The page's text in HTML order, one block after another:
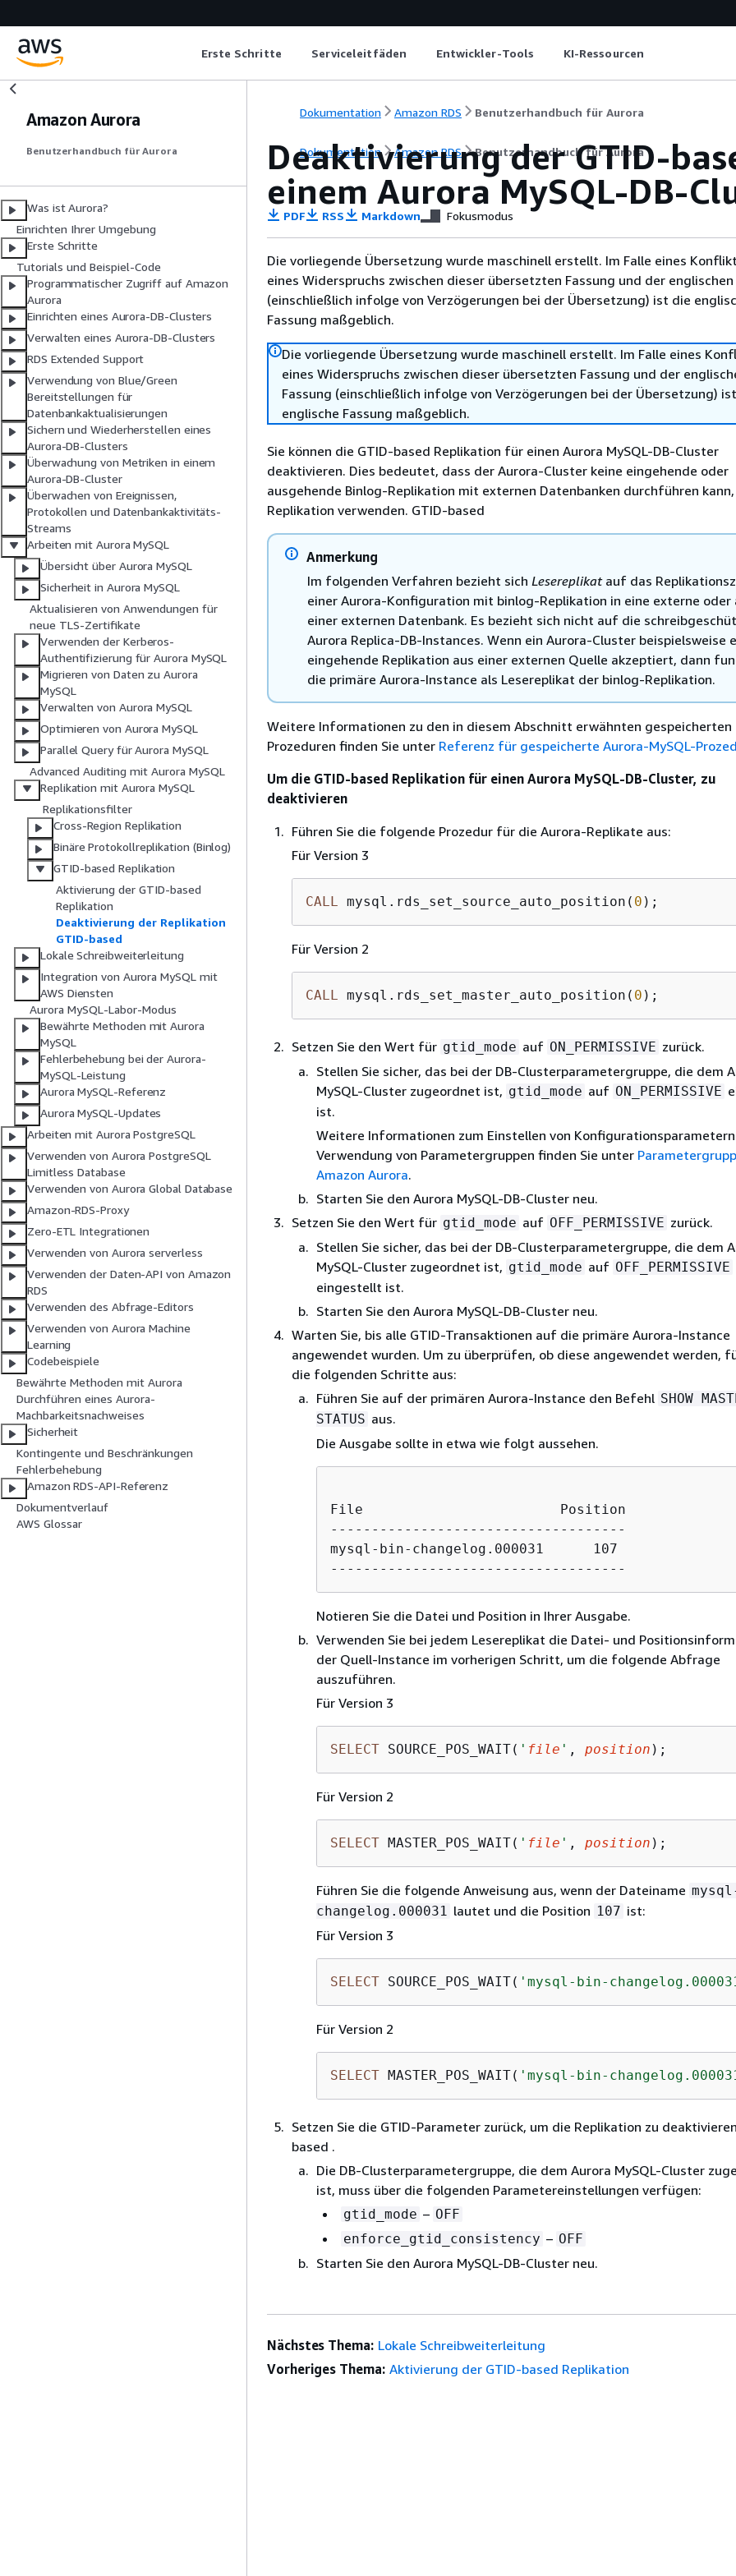
Erste Schritte Serviceleitfäden Entwickler-Tools KI-Ressourcen
Amazon Aurora
Benutzerhandbuch für Aurora
Was ist Aurora?
Einrichten Ihrer Umgebung
Erste Schritte
Tutorials und Beispiel-Code
Programmatischer Zugriff auf Amazon
Aurora
Einrichten eines Aurora-DB-Clusters
Verwalten eines Aurora-DB-Clusters
RDS Extended Support
Verwendung von Blue/Green
Bereitstellungen für
Datenbankaktualisierungen
Sichern und Wiederherstellen eines
Aurora-DB-Clusters
Überwachung von Metriken in einem
Aurora-DB-Cluster
Überwachen von Ereignissen,
Protokollen und Datenbankaktivitäts-
Streams
Arbeiten mit Aurora MySQL
Übersicht über Aurora MySQL
Sicherheit in Aurora MySQL
Aktualisieren von Anwendungen für
neue TLS-Zertifikate
Verwenden der Kerberos-
Authentifizierung für Aurora MySQL
Migrieren von Daten zu Aurora
MySQL
Verwalten von Aurora MySQL
Optimieren von Aurora MySQL
Parallel Query für Aurora MySQL
Advanced Auditing mit Aurora MySQL
Replikation mit Aurora MySQL
Replikationsfilter
Cross-Region Replikation
Binäre Protokollreplikation (Binlog)
GTID-based Replikation
Aktivierung der GTID-based
Replikation
Deaktivierung der Replikation
GTID-based
Lokale Schreibweiterleitung
Integration von Aurora MySQL mit
AWS Diensten
Aurora MySQL-Labor-Modus
Bewährte Methoden mit Aurora
MySQL
Fehlerbehebung bei der Aurora-
MySQL-Leistung
Aurora MySQL-Referenz
Aurora MySQL-Updates
Arbeiten mit Aurora PostgreSQL
Verwenden von Aurora PostgreSQL
Limitless Database
Verwenden von Aurora Global Database
Amazon-RDS-Proxy
Zero-ETL Integrationen
Verwenden von Aurora serverless
Verwenden der Daten-API von Amazon
RDS
Verwenden des Abfrage-Editors
Verwenden von Aurora Machine
Learning
Codebeispiele
Bewährte Methoden mit Aurora
Durchführen eines Aurora-
Machbarkeitsnachweises
Sicherheit
Kontingente und Beschränkungen
Fehlerbehebung
Amazon RDS-API-Referenz
Dokumentverlauf
AWS Glossar
Dokumentation Amazon RDS Benutzerhandbuch für Aurora
Dokumentation Amazon RDS Benutzerhandbuch für Aurora
Deaktivierung der GTID-
einem Aurora MySQL-DB-
PDF RSS Markdown Fokusmodus
Die vorliegende Übersetzung wurde maschinell erstellt. Im Falle eines
eines Widerspruchs zwischen dieser übersetzten Fassung und der englischen
(einschließlich infolge von Verzögerungen bei der Übersetzung) ist die
Fassung maßgeblich.
Die vorliegende Übersetzung wurde maschinell erstellt. Im Falle eines
eines Widerspruchs zwischen dieser übersetzten Fassung und der
Fassung (einschließlich infolge von Verzögerungen bei der Übersetzung)
englische Fassung maßgeblich.
Sie können die GTID-based Replikation für einen Aurora MySQL-DB-Cluster
deaktivieren. Dies bedeutet, dass der Aurora-Cluster keine eingehende oder
ausgehende Binlog-Replikation mit externen Datenbanken durchführen
Replikation verwenden. GTID-based
Anmerkung
Im folgenden Verfahren bezieht sich Lesereplikatauf das
einer Aurora-Konfiguration mit binlog-Replikation in eine externe oder
einer externen Datenbank. Es bezieht sich nicht auf die
Aurora Replica-DB-Instances. Wenn ein Aurora-Cluster beispielsweise
eingehende Replikation aus einer externen Quelle akzeptiert, dann
die primäre Aurora-Instance als Lesereplikat der binlog-Replikation.
Weitere Informationen zu den in diesem Abschnitt erwähnten gespeicherten
Prozeduren finden Sie unter Referenz für gespeicherte Aurora-MySQL-
Um die GTID-based Replikation für einen Aurora MySQL-DB-Cluster, zu
deaktivieren
Führen Sie die folgende Prozedur für die Aurora-Replikate aus:
Für Version 3
CALL mysql.rds_set_source_auto_position( 0
Für Version 2
CALL mysql.rds_set_master_auto_position( 0
Setzen Sie den Wert für gtid_mode auf ON_PERMISSIVE zurück.
Stellen Sie sicher, das bei der DB-Clusterparametergruppe, die dem
MySQL-Cluster zugeordnet ist, gtid_mode auf ON_PERMISSIVE
ist.
Weitere Informationen zum Einstellen von
Verwendung von Parametergruppen finden Sie unter
Amazon Aurora.
Starten Sie den Aurora MySQL-DB-Cluster neu.
Setzen Sie den Wert für gtid_mode auf OFF_PERMISSIVE zurück.
Stellen Sie sicher, das bei der DB-Clusterparametergruppe, die dem
MySQL-Cluster zugeordnet ist, gtid_mode auf OFF_PERMISSIVE
eingestellt ist.
Starten Sie den Aurora MySQL-DB-Cluster neu.
Warten Sie, bis alle GTID-Transaktionen auf die primäre Aurora-Instance
angewendet wurden. Um zu überprüfen, ob diese angewendet werden,
die folgenden Schritte aus:
Führen Sie auf der primären Aurora-Instance den Befehl SHOW
STATUS aus.
Die Ausgabe sollte in etwa wie folgt aussehen.
File                        Position
------------------------------------
mysql-bin-changelog.000031      107
Notieren Sie die Datei und Position in Ihrer Ausgabe.
Verwenden Sie bei jedem Lesereplikat die Datei- und
der Quell-Instance im vorherigen Schritt, um die folgende Abfrage
auszuführen.
Für Version 3
SELECT SOURCE_POS_WAIT( ' file ' , position );
Für Version 2
SELECT MASTER_POS_WAIT( ' file ' , position );
Führen Sie die folgende Anweisung aus, wenn der Dateiname
changelog.000031 lautet und die Position 107 ist:
Für Version 3
SELECT SOURCE_POS_WAIT( 'mysql-bin-
Für Version 2
SELECT MASTER_POS_WAIT( 'mysql-bin-
Setzen Sie die GTID-Parameter zurück, um die Replikation zu
based .
Die DB-Clusterparametergruppe, die dem Aurora MySQL-Cluster
ist, muss über die folgenden Parametereinstellungen verfügen:
gtid_mode – OFF
enforce_gtid_consistency – OFF
Starten Sie den Aurora MySQL-DB-Cluster neu.
Nächstes Thema: Lokale Schreibweiterleitung
Vorheriges Thema: Aktivierung der GTID-based Replikation